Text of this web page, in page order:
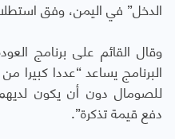
الدخل” في اليمن، وفق
وقال القائم على برنامج
البرنامج يساعد “عددا كبيرا
للصومال دون أن يكون
دفع قيمة تذكرة”.